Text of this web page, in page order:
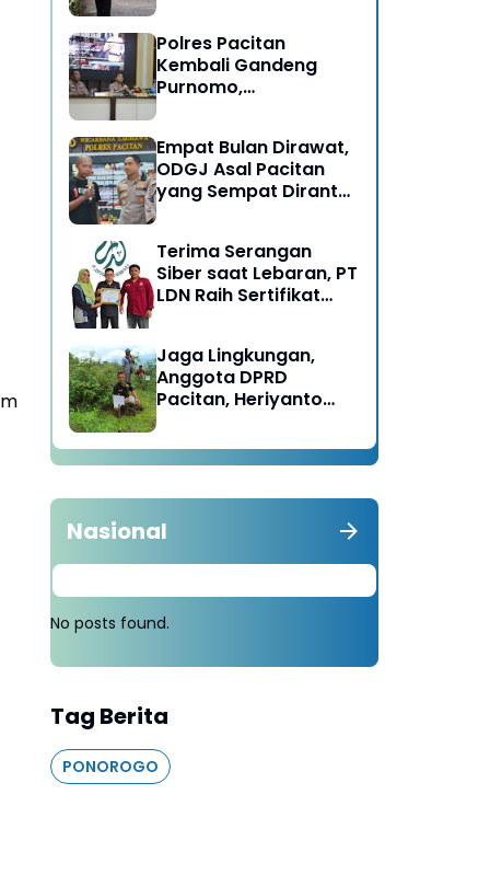
Dapur Tetap Ngebul
Polres Pacitan
Kembali Gandeng
Purnomo,
Rehabilitasi
Empat Bulan Dirawat,
ODGJ Asal Pacitan
yang Sempat Dirantai
Terima Serangan
Siber saat Lebaran, PT
LDN Raih Sertifikat
Karesidenan Madiun
Raya
Jaga Lingkungan,
Anggota DPRD
Pacitan, Heriyanto
Tebang 100 Pohon
diganti Tanam 1000
Nasional
No posts found.
Tag Berita
PONOROGO